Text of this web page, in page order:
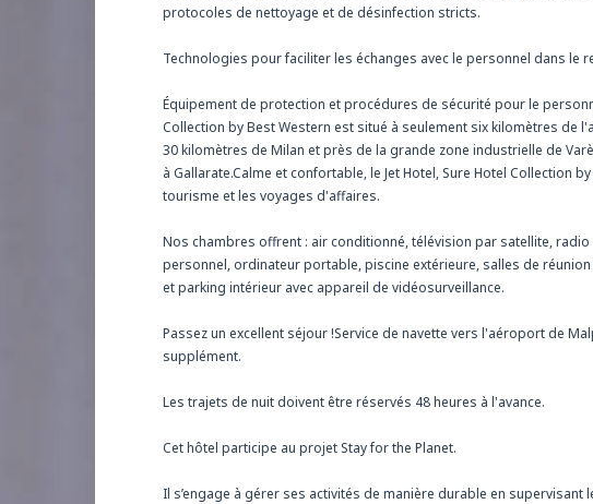
protocoles de nettoyage et de désinfection stricts.
Technologies pour faciliter les échanges avec le personnel dans le
Équipement de protection et procédures de sécurité pour le
Collection by Best Western est situé à seulement six kilomètres de
30 kilomètres de Milan et près de la grande zone industrielle de
à Gallarate.Calme et confortable, le Jet Hotel, Sure Hotel Collection
tourisme et les voyages d'affaires.
Nos chambres offrent : air conditionné, télévision par satellite,
personnel, ordinateur portable, piscine extérieure, salles de
et parking intérieur avec appareil de vidéosurveillance.
Passez un excellent séjour !Service de navette vers l'aéroport de
supplément.
Les trajets de nuit doivent être réservés 48 heures à l'avance.
Cet hôtel participe au projet Stay for the Planet.
Il s’engage à gérer ses activités de manière durable en